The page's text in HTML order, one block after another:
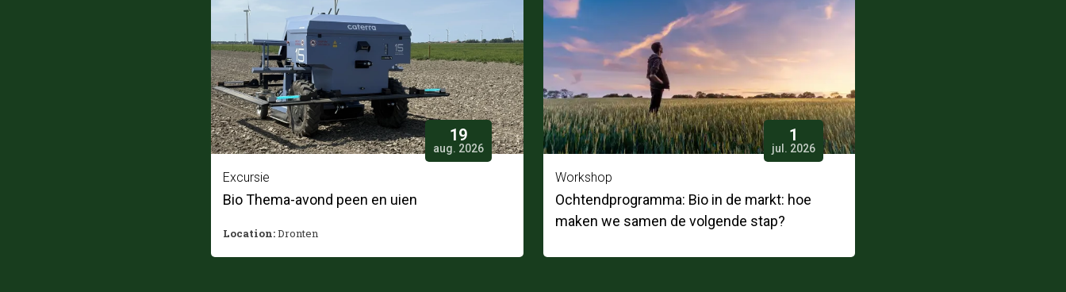
19
aug. 2026
Excursie
Bio Thema-avond peen en uien
Location:Dronten
1
jul. 2026
Workshop
Ochtendprogramma: Bio in de markt: hoe
maken we samen de volgende stap?